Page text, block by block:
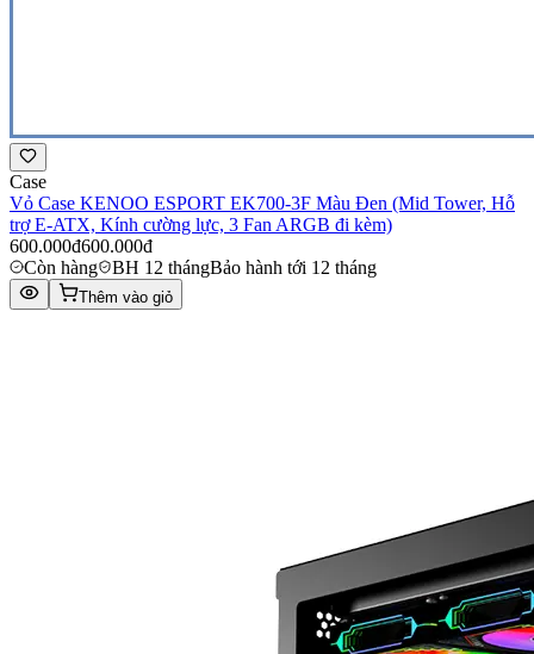
Case
Vỏ Case KENOO ESPORT EK700-3F Màu Đen (Mid Tower, Hỗ
trợ E-ATX, Kính cường lực, 3 Fan ARGB đi kèm)
600.000đ600.000đ
Còn hàng
BH 12 thángBảo hành tới 12 tháng
Thêm vào giỏ